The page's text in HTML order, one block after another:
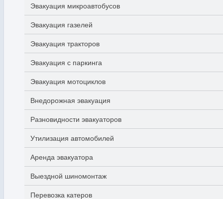
Эвакуация микроавтобусов
Эвакуация газелей
Эвакуация тракторов
Эвакуация с паркинга
Эвакуация мотоциклов
Внедорожная эвакуация
Разновидности эвакуаторов
Утилизация автомобилей
Аренда эвакуатора
Выездной шиномонтаж
Перевозка катеров